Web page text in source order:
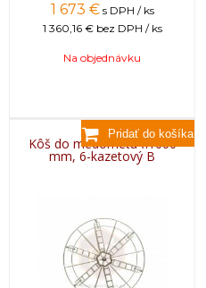
1 673 € s DPH / ks
1 360,16 € bez DPH / ks
Na objednávku
Kôš do medometu fi1000
mm, 6-kazetový B